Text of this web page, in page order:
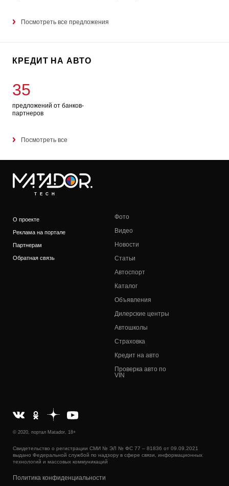
Посмотреть все предложения
КРЕДИТ НА АВТО
35
предложений от банков-
партнеров
Посмотреть все
TECH
О проекте
Реклама на портале
Партнерам
Обратная связь
Фото
Видео
Новости
Статьи
Автоспорт
Каталог
Объявления
Дилерские центры
Автошколы
Страховка
Кредит на авто
Проверка авто по
VIN
© 2020, портал Matador, 18+
Свидетельство о регистрации СМИ № ЭЛ № ФС 77 – 81836 от 09.09.2021
выдано Федеральной службой по надзору в сфере связи, информационных
технологий и массовых коммуникаций
Политика конфиденциальности